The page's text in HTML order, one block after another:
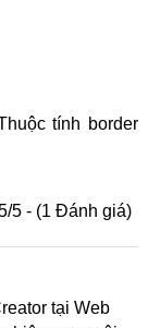
tính border
5 - (1 Đánh giá)
tại Web